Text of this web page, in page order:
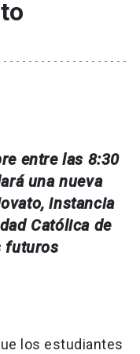
entre las 8:30
una nueva
instancia
Católica de
futuros
los estudiantes